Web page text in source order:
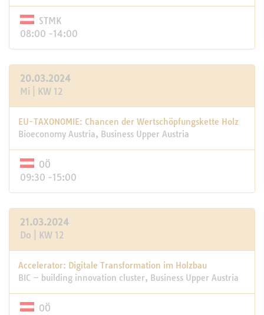
STMK
08:00 -14:00
20.03.2024
Mi | KW 12
EU-TAXONOMIE: Chancen der Wertschöpfungskette Holz
Bioeconomy Austria, Business Upper Austria
OÖ
09:30 -15:00
21.03.2024
Do | KW 12
Accelerator: Digitale Transformation im Holzbau
BIC – building innovation cluster, Business Upper Austria
OÖ